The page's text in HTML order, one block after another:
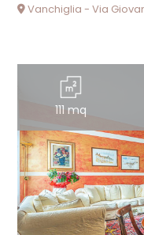
Vanchiglia - Via
111 mq
Tipologia
Qualsiasi
Residenziali
Commerciali